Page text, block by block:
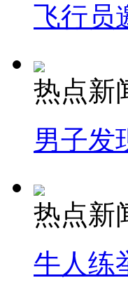
飞行员
热点新
男子发
热点新
牛人练